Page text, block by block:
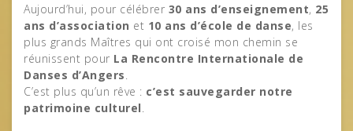
Aujourd’hui, pour célébrer 30 ans d’enseignement, 25
ans d’association et 10 ans d’école de danse, les
plus grands Maîtres qui ont croisé mon chemin se
réunissent pour La Rencontre Internationale de
Danses d’Angers.
C’est plus qu’un rêve : c’est sauvegarder notre
patrimoine culturel.